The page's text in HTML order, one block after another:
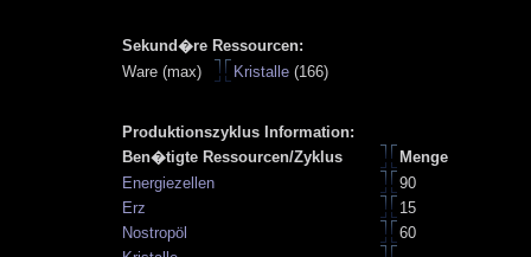
Sekund�re Ressourcen:
Ware (max)
Kristalle (166)
Produktionszyklus Information:
Ben�tigte Ressourcen/Zyklus
Menge
Energiezellen
90
Erz
15
Nostropöl
60